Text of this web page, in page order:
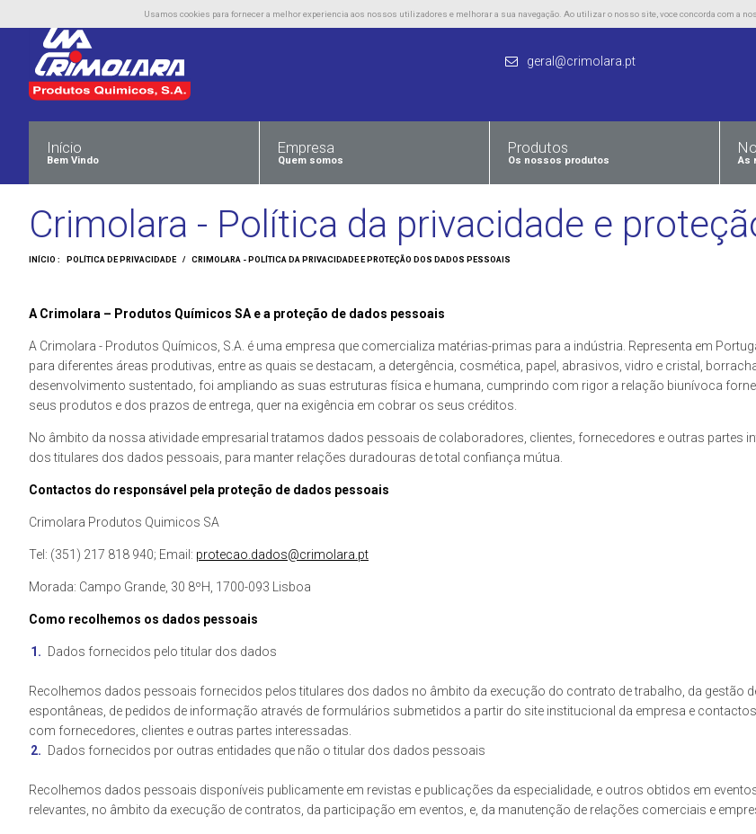
Usamos cookies para fornecer a melhor experiencia aos nossos utilizadores e melhorar a sua navegação. Ao utilizar o nosso site, voce concorda com a
geral@crimolara.pt
Início
Bem Vindo
Empresa
Quem somos
Produtos
Os nossos produtos As
Crimolara - Política da privacidade e
INÍCIO : POLÍTICA DE PRIVACIDADE / CRIMOLARA - POLÍTICA DA PRIVACIDADE E PROTEÇÃO DOS DADOS PESSOAIS
A Crimolara – Produtos Químicos SA e a proteção de dados pessoais
A Crimolara - Produtos Químicos, S.A. é uma empresa que comercializa matérias-primas para a indústria. Representa em
para diferentes áreas produtivas, entre as quais se destacam, a detergência, cosmética, papel, abrasivos, vidro e cristal,
desenvolvimento sustentado, foi ampliando as suas estruturas física e humana, cumprindo com rigor a relação biunívoca
seus produtos e dos prazos de entrega, quer na exigência em cobrar os seus créditos.
No âmbito da nossa atividade empresarial tratamos dados pessoais de colaboradores, clientes, fornecedores e outras partes
dos titulares dos dados pessoais, para manter relações duradouras de total confiança mútua.
Contactos do responsável pela proteção de dados pessoais
Crimolara Produtos Quimicos SA
Tel: (351) 217 818 940; Email: protecao.dados@crimolara.pt
Morada: Campo Grande, 30 8ºH, 1700-093 Lisboa
Como recolhemos os dados pessoais
Dados fornecidos pelo titular dos dados
Recolhemos dados pessoais fornecidos pelos titulares dos dados no âmbito da execução do contrato de trabalho, da gestão
espontâneas, de pedidos de informação através de formulários submetidos a partir do site institucional da empresa e
com fornecedores, clientes e outras partes interessadas.
Dados fornecidos por outras entidades que não o titular dos dados pessoais
Recolhemos dados pessoais disponíveis publicamente em revistas e publicações da especialidade, e outros obtidos em
relevantes, no âmbito da execução de contratos, da participação em eventos, e, da manutenção de relações comerciais e